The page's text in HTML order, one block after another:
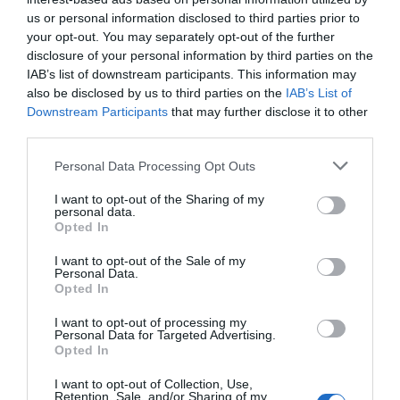
us or personal information disclosed to third parties prior to
your opt-out. You may separately opt-out of the further
disclosure of your personal information by third parties on the
IAB’s list of downstream participants. This information may
also be disclosed by us to third parties on the IAB’s List of
Downstream Participants that may further disclose it to other
Personal Data Processing Opt Outs
I want to opt-out of the Sharing of my
personal data.
Opted In
I want to opt-out of the Sale of my
Personal Data.
Opted In
I want to opt-out of processing my
Personal Data for Targeted Advertising.
Opted In
I want to opt-out of Collection, Use,
Retention, Sale, and/or Sharing of my
κάμερακουβαλώντας ο καθένας από ένα τυλιχτό (ή
σάντουιτς) με μπιφτέκι, ένα με καλαμάκι (ή
σουβλάκι) και ένα με γύρο χοιρινό . Η μια σακούλα
γεμάτη καλούδια από κατάστημα της Αθήνας και η άλλη
με τα μούτρα στη δουλειά.